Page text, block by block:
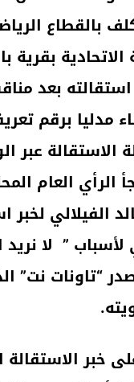
بالقطاع
بقرية
بعد
مدليا برقم
الاستقالة عبر
الرأي العام
الفيلالي لخبر
لأسباب ” لا
“تاونات نت”
خبر الاستقالة